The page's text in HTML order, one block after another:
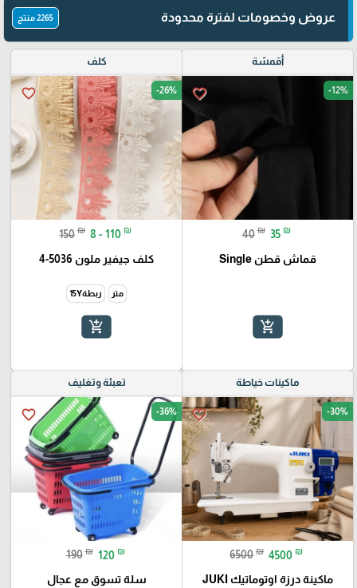
عروض وخصومات لفترة محدودة 2265 منتج
أقمشة
favorite_border -12%
40 ₪ 35 ₪
قماش قطن Single
add_shopping_cart
كلف
favorite_border -26%
150 ₪ 8 - 110 ₪
كلف جيفير ملون 5036-4
متر ربطة15Y
add_shopping_cart
ماكينات خياطة
favorite_border -30%
6500 ₪ 4500 ₪
ماكينة درزة اوتوماتيك JUKI
تعبئة وتغليف
favorite_border -36%
190 ₪ 120 ₪
سلة تسوق مع عجال